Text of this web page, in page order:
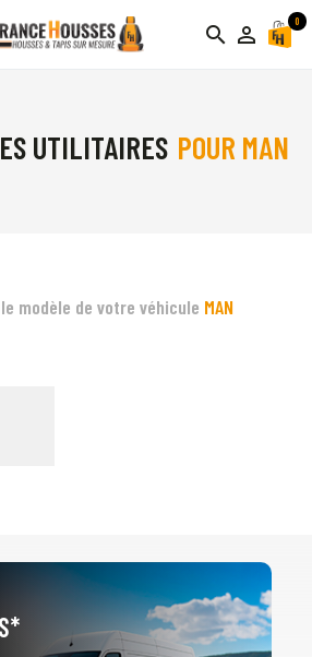
search person_outline
0
UTILITAIRES POUR MAN
modèle de votre véhicule MAN